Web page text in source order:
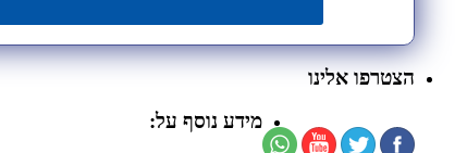
הצטרפו אלינו
מידע נוסף על: